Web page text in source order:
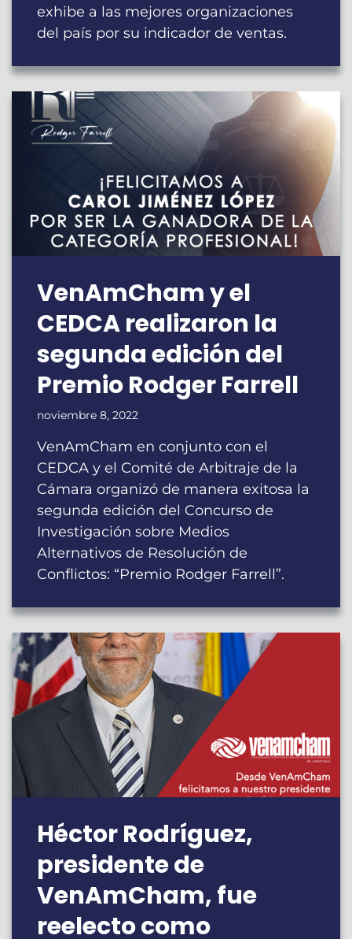
exhibe a las mejores organizaciones
del país por su indicador de ventas.
VenAmCham y el
CEDCA realizaron la
segunda edición del
Premio Rodger Farrell
noviembre 8, 2022
VenAmCham en conjunto con el
CEDCA y el Comité de Arbitraje de la
Cámara organizó de manera exitosa la
segunda edición del Concurso de
Investigación sobre Medios
Alternativos de Resolución de
Conflictos: “Premio Rodger Farrell”.
Héctor Rodríguez,
presidente de
VenAmCham, fue
reelecto como